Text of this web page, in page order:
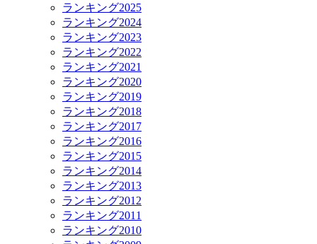
ランキング2025
ランキング2024
ランキング2023
ランキング2022
ランキング2021
ランキング2020
ランキング2019
ランキング2018
ランキング2017
ランキング2016
ランキング2015
ランキング2014
ランキング2013
ランキング2012
ランキング2011
ランキング2010